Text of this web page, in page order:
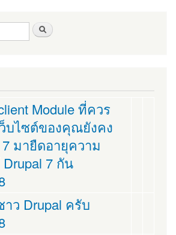
Module ที่ควร
บไซต์ของคุณยังคง
7 มายืดอายุความ
7 กัน
ว Drupal ครับ